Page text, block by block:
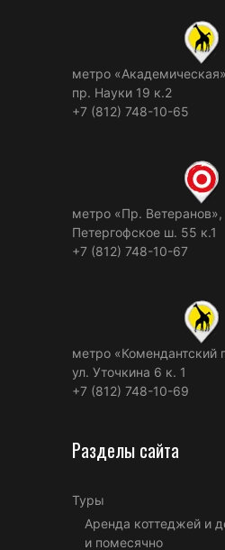
метро
пр. Науки 19 к.2
+7 (812) 748-10-65
метро «Пр. Ветеранов»,
Петергофское ш. 55 к.1
+7 (812) 748-10-67
метро «Комендантский
ул. Уточкина 6 к. 1
+7 (812) 748-10-69
Разделы сайта
Туры
Аренда коттеджей и
и помесячно